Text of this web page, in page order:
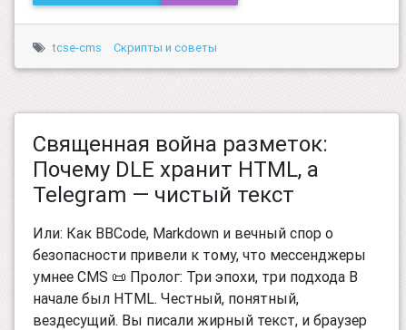
tcse-cms Скрипты и советы
Священная война разметок:
Почему DLE хранит HTML, а
Telegram — чистый текст
Или: Как BBCode, Markdown и вечный спор о
безопасности привели к тому, что мессенджеры
умнее CMS 📜 Пролог: Три эпохи, три подхода В
начале был HTML. Честный, понятный,
вездесущий. Вы писали жирный текст, и браузер